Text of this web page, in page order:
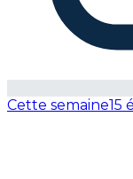
Cette semaine15